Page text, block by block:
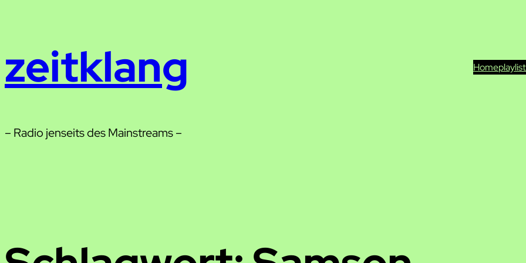
zeitklang Home
– Radio jenseits des Mainstreams –